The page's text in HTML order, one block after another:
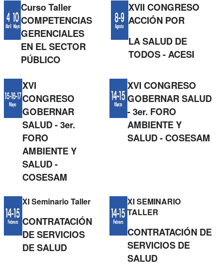
Curso Taller
COMPETENCIAS
GERENCIALES
EN EL SECTOR
PÚBLICO
XVII CONGRESO
ACCIÓN POR
LA SALUD DE
TODOS - ACESI
XVI
CONGRESO
GOBERNAR
SALUD - 3er.
FORO
AMBIENTE Y
SALUD -
COSESAM
XVI CONGRESO
GOBERNAR SALUD
- 3er. FORO
AMBIENTE Y
SALUD - COSESAM
XI Seminario Taller
CONTRATACIÓN
DE SERVICIOS
DE SALUD
XI SEMINARIO
TALLER
CONTRATACIÓN DE
SERVICIOS DE
SALUD